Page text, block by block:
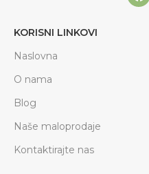
KORISNI LINKOVI
Naslovna
O nama
Blog
Naše maloprodaje
Kontaktirajte nas